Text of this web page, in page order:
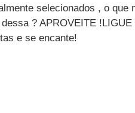
selecionados , o que
? APROVEITE !LIGUE
e se encante!